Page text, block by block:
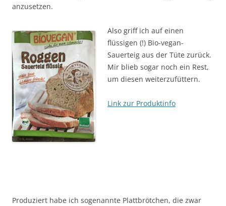
anzusetzen.
Also griff ich auf einen
flüssigen (!) Bio-vegan-
Sauerteig aus der Tüte zurück.
Mir blieb sogar noch ein Rest,
um diesen weiterzufüttern.
Link zur Produktinfo
Produziert habe ich sogenannte Plattbrötchen, die zwar